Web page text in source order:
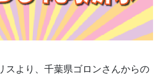
スより、千葉県ゴロンさんからの